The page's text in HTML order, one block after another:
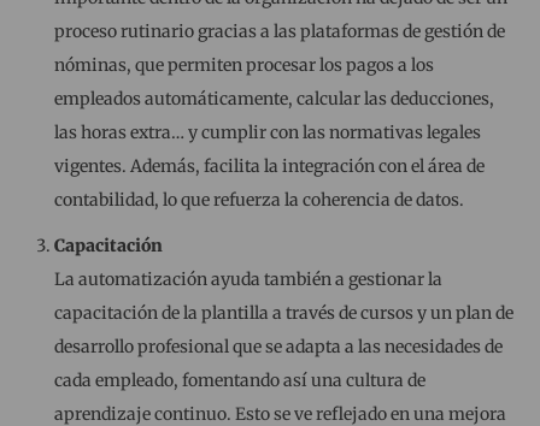
proceso rutinario gracias a las plataformas de gestión de
nóminas, que permiten procesar los pagos a los
empleados automáticamente, calcular las deducciones,
las horas extra… y cumplir con las normativas legales
vigentes. Además, facilita la integración con el área de
contabilidad, lo que refuerza la coherencia de datos.
Capacitación
La automatización ayuda también a gestionar la
capacitación de la plantilla a través de cursos y un plan de
desarrollo profesional que se adapta a las necesidades de
cada empleado, fomentando así una cultura de
aprendizaje continuo. Esto se ve reflejado en una mejora